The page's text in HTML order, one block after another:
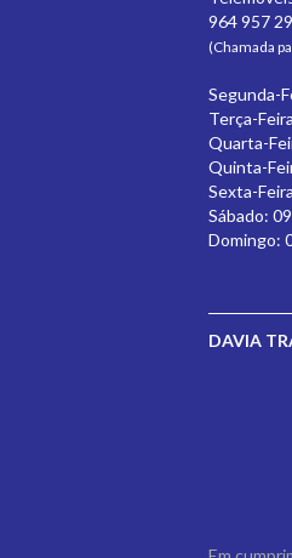
964 957
(Chamada
Segunda-
Terça-
Quarta-
Quinta-
Sexta-
Sábado:
Domingo:
DAVIA